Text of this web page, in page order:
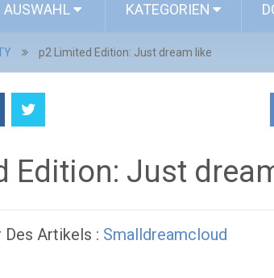
AUSWAHL KATEGORIEN
p2 Limited Edition: Just dream like
Edition: Just
Des Artikels : Smalldreamcloud